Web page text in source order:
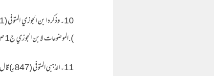
).الموضوعات لابن الجوزي ج1 ص362 رقم 444 ۔
11۔الذهبي المتوفى (847 هـ ) قال عن سيف : ( متروك باتفاق ) .المغني ج1 ص460 رقم 2716)